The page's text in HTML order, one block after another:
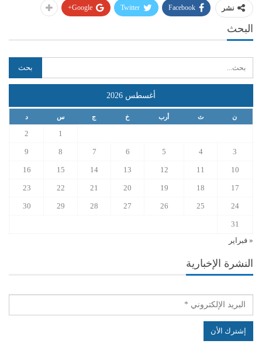
نشر Facebook
Twitter
Google+
البحث
أغسطس 2026
ن ث أرب خ ج س د
1
2
3
4
5
6
7
8
9
10
11
12
13
14
15
16
17
18
19
20
21
22
23
24
25
26
27
28
29
30
31
« فبراير
النشرة الإخبارية